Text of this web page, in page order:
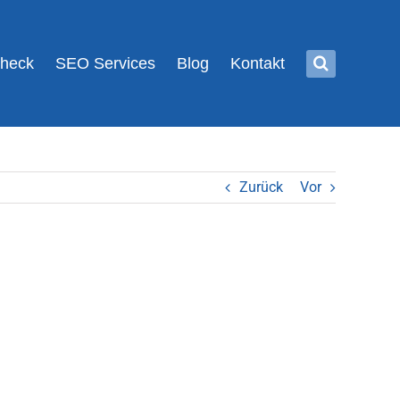
SEO Services Blog Kontakt
Zurück Vor